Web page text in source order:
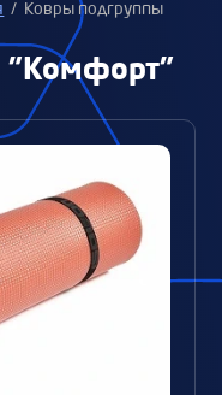
/ Ковры подгруппы
"Комфорт"